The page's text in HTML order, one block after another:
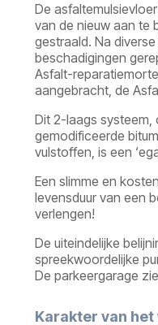
De
van de nieuw aan te
gestraald. Na
beschadigingen
Asfalt-
aangebracht, de
Dit 2-laags systeem,
gemodificeerde
vulstoffen, is een
Een slimme en
levensduur van een
verlengen!
De uiteindelijke
spreekwoordelijke
De parkeergarage
Karakter van het